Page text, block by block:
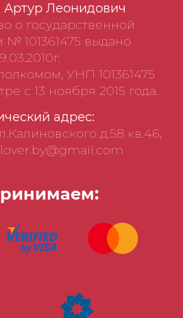
Леонидович
о государственной
№ 101361475 выдано
УНП 101361475
с 13 ноября 2015 года.
адрес:
д.58 кв.46,